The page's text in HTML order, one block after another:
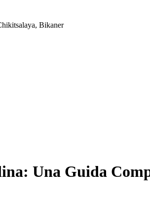
Bikaner
Una Guida